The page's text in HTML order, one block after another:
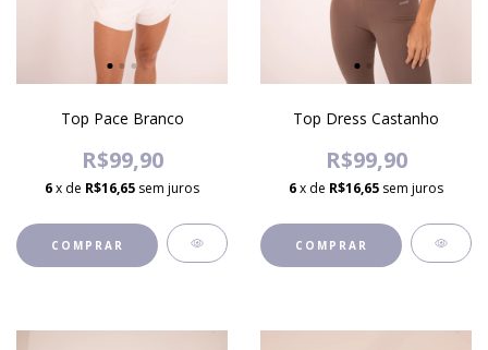
Top Pace Branco
R$99,90
6x de R$16,65 sem juros
COMPRAR
Top Dress Castanho
R$99,90
6x de R$16,65 sem juros
COMPRAR